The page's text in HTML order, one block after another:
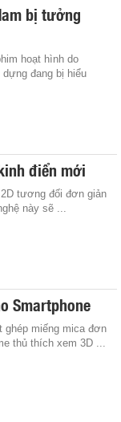
bị tưởng
hoạt hình do
đang bị hiểu
điển mới
tương đối đơn giản
này sẽ ...
Smartphone
ghép miếng mica đơn
thủ thích xem 3D ...